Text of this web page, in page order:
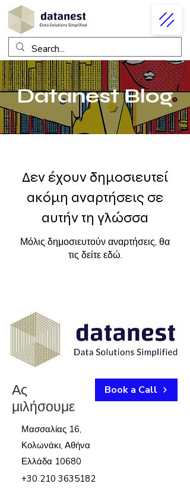
Datanest Blog
Δεν έχουν δημοσιευτεί
ακόμη αναρτήσεις σε
αυτήν τη γλώσσα
Μόλις δημοσιευτούν αναρτήσεις, θα
τις δείτε εδώ.
Ας
μιλήσουμε
Book a Call
Μασσαλίας 16,
Κολωνάκι, Αθήνα
Ελλάδα 10680
+30 210 3635182